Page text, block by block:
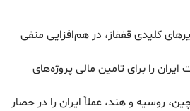
کلیدی قفقاز، در هم‌افزایی منفی
را برای تامین مالی پروژه‌های
روسیه و هند، عملاً ایران را در حصار